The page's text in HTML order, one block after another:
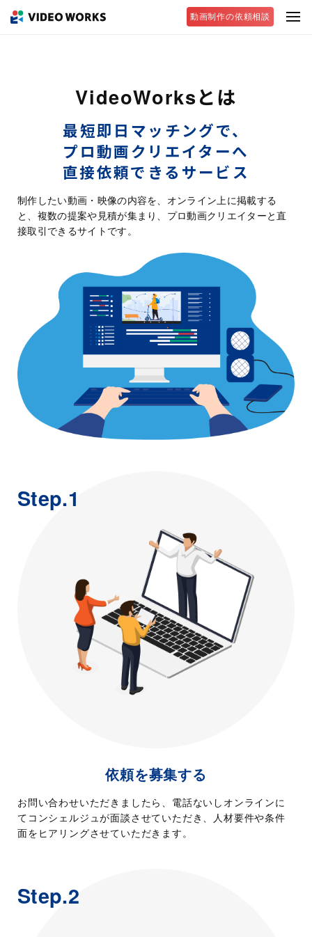
動画制作の依頼相談
VideoWorksとは
最短即日マッチングで、
プロ動画クリエイターへ
直接依頼できるサービス
制作したい動画・映像の内容を、オンライン上に掲載する
と、複数の提案や見積が集まり、プロ動画クリエイターと直
接取引できるサイトです。
Step.1
依頼を募集する
お問い合わせいただきましたら、電話ないしオンラインに
てコンシェルジュが面談させていただき、人材要件や条件
面をヒアリングさせていただきます。
Step.2